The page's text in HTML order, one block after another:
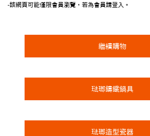
-該網頁可能僅限會員瀏覽，若為會員請登入。
繼續購物
琺瑯鑄鐵鍋具
琺瑯造型瓷器